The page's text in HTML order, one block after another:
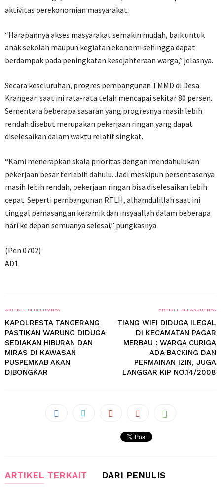
aktivitas perekonomian masyarakat.
“Harapannya akses masyarakat semakin mudah, baik untuk
anak sekolah maupun kegiatan ekonomi sehingga dapat
berdampak pada peningkatan kesejahteraan warga,” jelasnya.
Secara keseluruhan, progres pembangunan TMMD di Desa
Krangean saat ini rata-rata telah mencapai sekitar 80 persen.
Sementara beberapa sasaran yang progresnya masih lebih
rendah disebut merupakan pekerjaan ringan yang dapat
diselesaikan dalam waktu relatif singkat.
“Kami menerapkan skala prioritas dengan mendahulukan
pekerjaan besar terlebih dahulu. Jadi meskipun persentasenya
masih lebih rendah, pekerjaan ringan bisa diselesaikan lebih
cepat. Seperti pembangunan RTLH, alhamdulillah saat ini
tinggal pemasangan keramik dan insyaallah dalam beberapa
hari ke depan semuanya selesai,” pungkasnya.
(Pen 0702)
AD1
ARITKEL SEBELUMNYA
KAPOLRESTA TANGERANG
PASTIKAN WARUNG DIDUGA
SEDIAKAN HIBURAN DAN
MIRAS DI KAWASAN
PUSPEMKAB AKAN
DIBONGKAR
ARTIKEL SELANJUTNYA
TIANG WIFI DIDUGA ILEGAL
DI KECAMATAN PAGAR
MERBAU : WARGA CURIGA
ADA BACKING DAN
PERMAINAN IZIN, JUGA
LANGGAR KIP NO.14/2008
ARTIKEL TERKAIT DARI PENULIS